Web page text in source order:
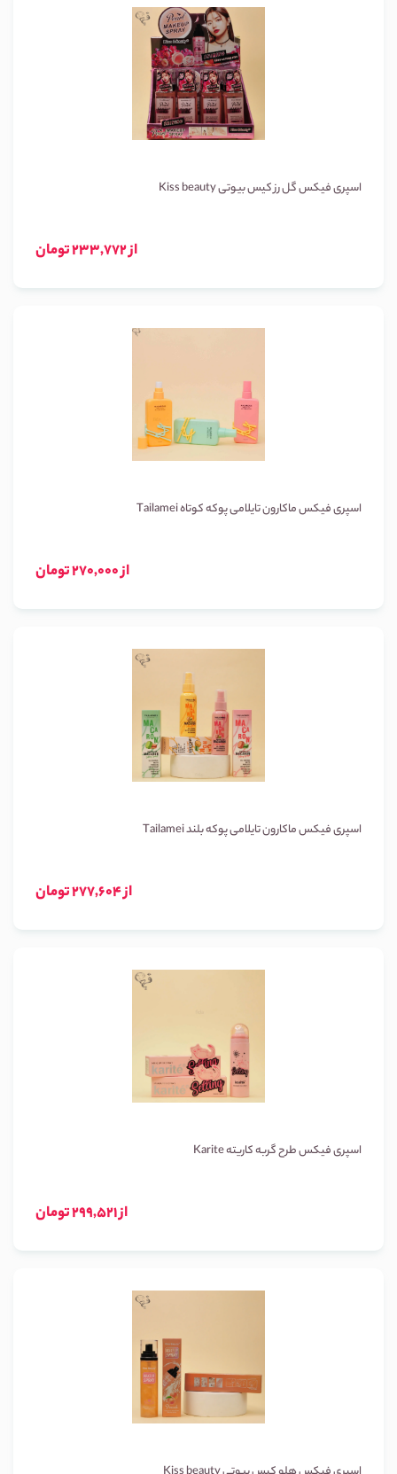
اسپری فیکس گل رز کیس بیوتی Kiss beauty
از 233,772 تومان
اسپری فیکس ماکارون تایلامی پوکه کوتاه Tailamei
از 270,000 تومان
اسپری فیکس ماکارون تایلامی پوکه بلند Tailamei
از 277,604 تومان
اسپری فیکس طرح گربه کاریته Karite
از 299,521 تومان